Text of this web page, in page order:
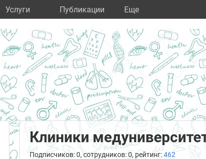
Услуги Публикации Eще
Клиники
Подписчиков: 0, сотрудников: 0, рейтинг:462